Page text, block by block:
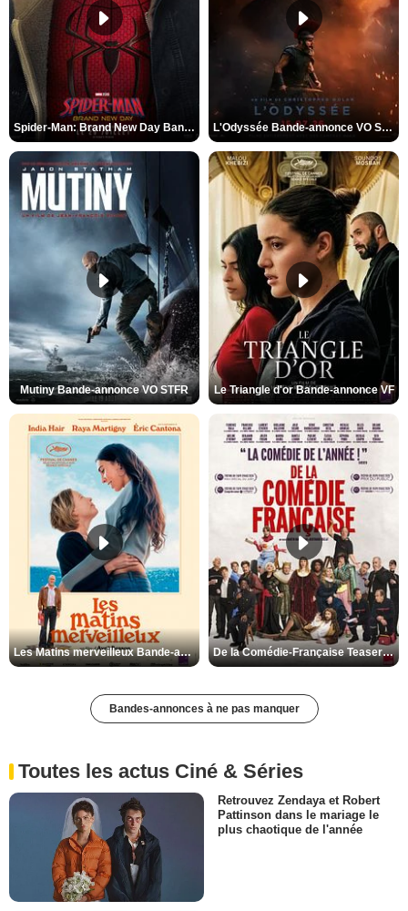
Spider-Man: Brand New Day Bande-annonce VO STFR L'Odyssée Bande-annonce VO STFR
Mutiny Bande-annonce VO STFR Le Triangle d'or Bande-annonce VF
Les Matins merveilleux Bande-annonce VF De la Comédie-Française Teaser VF
Bandes-annonces à ne pas manquer
Toutes les actus Ciné & Séries
Retrouvez Zendaya et Robert
Pattinson dans le mariage le
plus chaotique de l'année